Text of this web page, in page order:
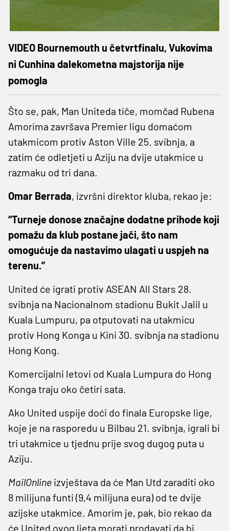
VIDEO Bournemouth u četvrtfinalu, Vukovima
ni Cunhina dalekometna majstorija nije
pomogla
Što se, pak, Man Uniteda tiče, momčad Rubena
Amorima završava Premier ligu domaćom
utakmicom protiv Aston Ville 25. svibnja, a
zatim će odletjeti u Aziju na dvije utakmice u
razmaku od tri dana.
Omar Berrada, izvršni direktor kluba, rekao je:
“Turneje donose značajne dodatne prihode koji
pomažu da klub postane jači, što nam
omogućuje da nastavimo ulagati u uspjeh na
terenu.”
United će igrati protiv ASEAN All Stars 28.
svibnja na Nacionalnom stadionu Bukit Jalil u
Kuala Lumpuru, pa otputovati na utakmicu
protiv Hong Konga u Kini 30. svibnja na stadionu
Hong Kong.
Komercijalni letovi od Kuala Lumpura do Hong
Konga traju oko četiri sata.
Ako United uspije doći do finala Europske lige,
koje je na rasporedu u Bilbau 21. svibnja, igrali bi
tri utakmice u tjednu prije svog dugog puta u
Aziju.
MailOnline izvještava da će Man Utd zaraditi oko
8 milijuna funti (9,4 milijuna eura) od te dvije
azijske utakmice. Amorim je, pak, bio rekao da
će United ovog ljeta morati prodavati da bi